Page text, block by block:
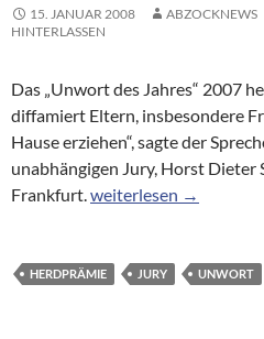
15. JANUAR 2008 ABZOCKNEWS
HINTERLASSEN
Das „Unwort des Jahres“ 2007
diffamiert Eltern, insbesondere
Hause erziehen“, sagte der
unabhängigen Jury, Horst Dieter
Frankfurt.Unwort des Jahres:
weiterlesen →
HERDPRÄMIE JURY UNWORT